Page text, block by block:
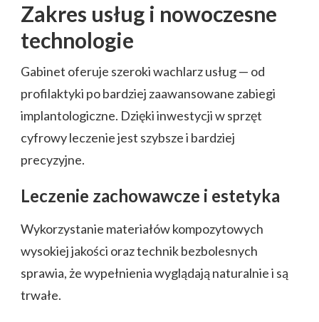
Zakres usług i nowoczesne
technologie
Gabinet oferuje szeroki wachlarz usług — od
profilaktyki po bardziej zaawansowane zabiegi
implantologiczne. Dzięki inwestycji w sprzęt
cyfrowy leczenie jest szybsze i bardziej
precyzyjne.
Leczenie zachowawcze i estetyka
Wykorzystanie materiałów kompozytowych
wysokiej jakości oraz technik bezbolesnych
sprawia, że wypełnienia wyglądają naturalnie i są
trwałe.